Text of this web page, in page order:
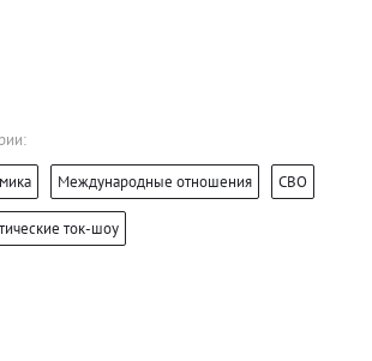
Международные отношения СВО
ток-шоу